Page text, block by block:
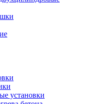
установки